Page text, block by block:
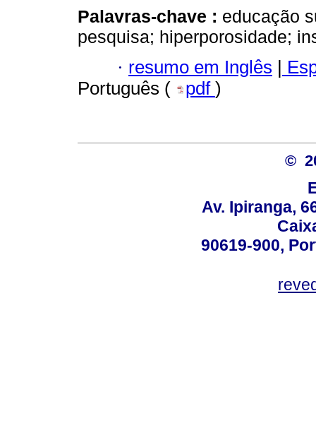
Palavras-chave : educação
pesquisa; hiperporosidade;
· resumo em Inglês |
Português (
pdf )
©
Av. Ipiranga,
90619-900,